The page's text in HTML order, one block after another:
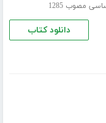
مصوب 1285
دانلود کتاب